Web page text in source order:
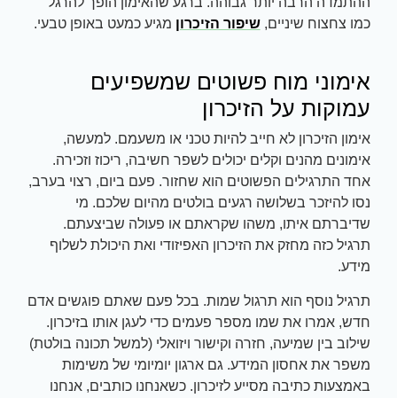
כמו צחצוח שיניים,שיפור הזיכרון מגיע כמעט באופן טבעי.
אימוני מוח פשוטים שמשפיעים
עמוקות על הזיכרון
אימון הזיכרון לא חייב להיות טכני או משעמם. למעשה,
אימונים מהנים וקלים יכולים לשפר חשיבה, ריכוז וזכירה.
אחד התרגילים הפשוטים הוא שחזור. פעם ביום, רצוי בערב,
נסו להיזכר בשלושה רגעים בולטים מהיום שלכם. מי
שדיברתם איתו, משהו שקראתם או פעולה שביצעתם.
תרגיל כזה מחזק את הזיכרון האפיזודי ואת היכולת לשלוף
מידע.
תרגיל נוסף הוא תרגול שמות. בכל פעם שאתם פוגשים אדם
חדש, אמרו את שמו מספר פעמים כדי לעגן אותו בזיכרון.
שילוב בין שמיעה, חזרה וקישור ויזואלי (למשל תכונה בולטת)
משפר את אחסון המידע. גם ארגון יומיומי של משימות
באמצעות כתיבה מסייע לזיכרון. כשאנחנו כותבים, אנחנו